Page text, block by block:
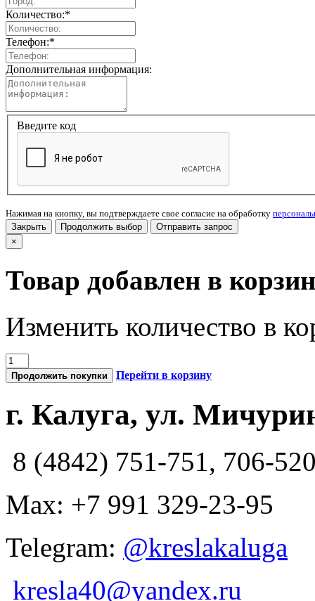
Количество:*
Телефон:*
Дополнительная информация:
Введите код
Нажимая на кнопку, вы подтверждаете свое согласие на обработку
Закрыть
Продолжить выбор
Отправить запрос
×
Товар добавлен в
Изменить количество в
Продолжить покупки Перейти в корзину
г. Калуга, ул.
8 (4842) 751-751, 706-
Max: +7 991 329-23-95
Telegram: @kreslakaluga
kresla40@yandex.ru